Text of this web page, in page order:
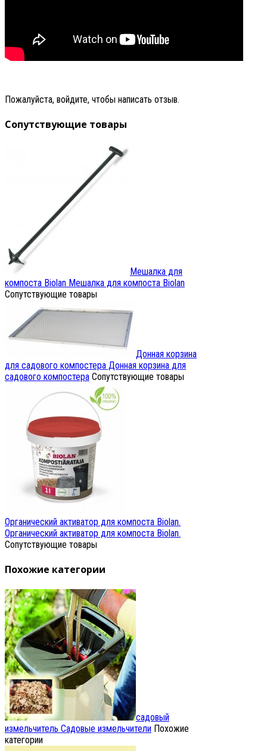
Пожалуйста, войдите, чтобы написать отзыв.
Сопутствующие товары
Мешалка для
компоста Biolan Мешалка для компоста Biolan
Сопутствующие товары
Донная корзина
для садового компостера Донная корзина для
садового компостера Сопутствующие товары
Органический активатор для компоста Biolan.
Органический активатор для компоста Biolan.
Сопутствующие товары
Похожие категории
садовый
измельчитель Садовые измельчители Похожие
категории